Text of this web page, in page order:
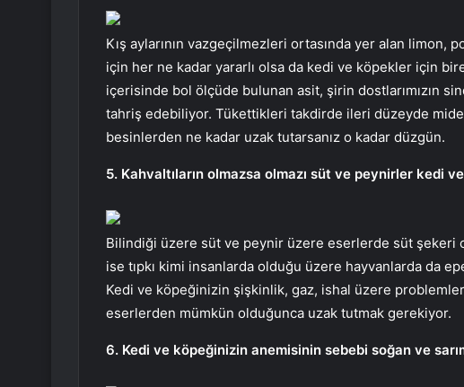
Kış aylarının vazgeçilmezleri ortasında yer alan
için her ne kadar yararlı olsa da kedi ve köpekler için
içerisinde bol ölçüde bulunan asit, şirin dostlarımızın
tahriş edebiliyor. Tükettikleri takdirde ileri düzeyde mide
besinlerden ne kadar uzak tutarsanız o kadar düzgün.
5. Kahvaltıların olmazsa olmazı süt ve peynirler kedi
Bilindiği üzere süt ve peynir üzere eserlerde süt şekeri
ise tıpkı kimi insanlarda olduğu üzere hayvanlarda da
Kedi ve köpeğinizin şişkinlik, gaz, ishal üzere
eserlerden mümkün olduğunca uzak tutmak gerekiyor.
6. Kedi ve köpeğinizin anemisinin sebebi soğan ve